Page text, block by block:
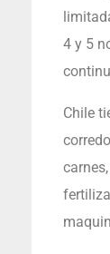
4 y 5
Chile